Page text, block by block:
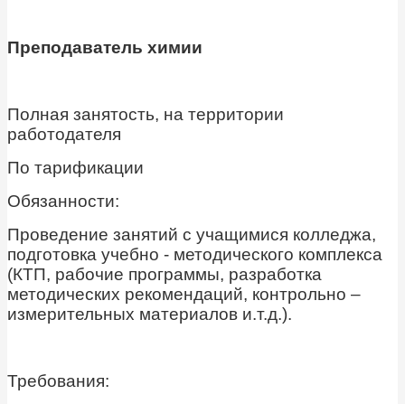
Преподаватель химии
Полная занятость, на территории
работодателя
По тарификации
Обязанности:
Проведение занятий с учащимися колледжа,
подготовка учебно - методического комплекса
(КТП, рабочие программы, разработка
методических рекомендаций, контрольно –
измерительных материалов и.т.д.).
Требования: